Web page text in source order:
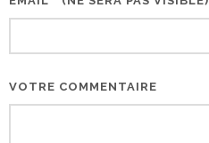
VOTRE COMMENTAIRE